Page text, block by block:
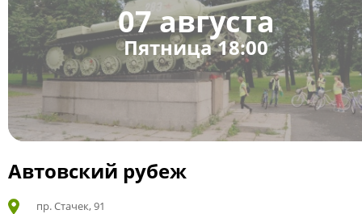
07 августа
Пятница 18:00
Автовский рубеж
пр. Стачек, 91